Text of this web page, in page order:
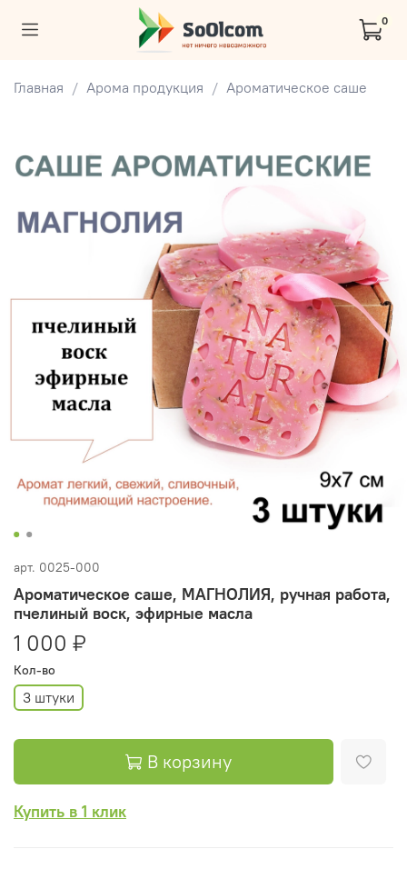
0
Главная Арома продукция Ароматическое саше
арт. 0025-000
Ароматическое саше, МАГНОЛИЯ, ручная работа,
пчелиный воск, эфирные масла
1 000 ₽
Кол-во
3 штуки
В корзину
Купить в 1 клик